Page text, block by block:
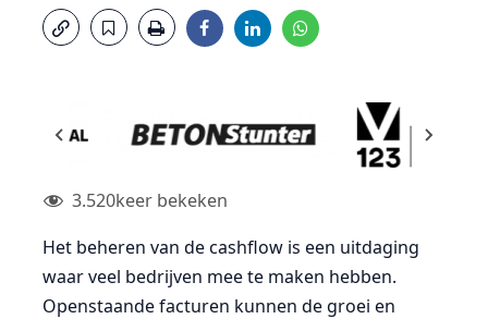
3.520keer bekeken
Het beheren van de cashflow is een uitdaging
waar veel bedrijven mee te maken hebben.
Openstaande facturen kunnen de groei en